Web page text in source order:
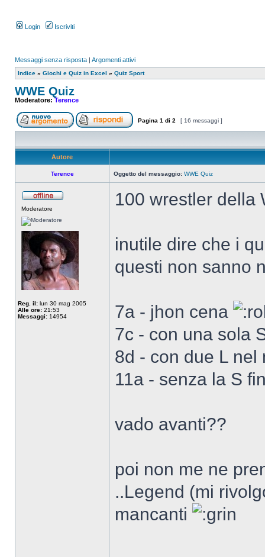
Login Iscriviti
Messaggi senza risposta | Argomenti attivi
Indice » Giochi e Quiz in Excel » Quiz Sport
WWE Quiz
Moderatore:Terence
Pagina 1 di 2 [ 16 messaggi ]
Autore
Terence Oggetto del messaggio: WWE Quiz
Moderatore
Reg. il: lun 30 mag 2005
Alle ore: 21:53
Messaggi: 14954
100 wrestler della
inutile dire che i
questi non sanno
7a - jhon cena
7c - con una sola
8d - con due L
11a - senza la S
vado avanti??
poi non me ne
..Legend (mi
mancanti